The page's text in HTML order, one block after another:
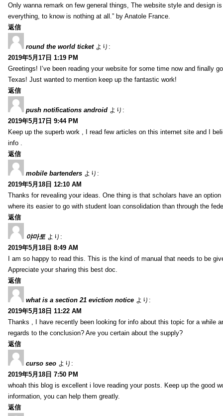
Only wanna remark on few general things, The website style and design
everything, to know is nothing at all.” by Anatole France.
返信
round the world ticket より:
2019年5月17日 1:19 PM
Greetings! I’ve been reading your website for some time now and finally
Texas! Just wanted to mention keep up the fantastic work!
返信
push notifications android より:
2019年5月17日 9:44 PM
Keep up the superb work , I read few articles on this internet site and I
info .
返信
mobile bartenders より:
2019年5月18日 12:10 AM
Thanks for revealing your ideas. One thing is that scholars have an
where its easier to go with student loan consolidation than through the
返信
야마토 より:
2019年5月18日 8:49 AM
I am so happy to read this. This is the kind of manual that needs to be
Appreciate your sharing this best doc.
返信
what is a section 21 eviction notice より:
2019年5月18日 11:22 AM
Thanks , I have recently been looking for info about this topic for a while
regards to the conclusion? Are you certain about the supply?
返信
curso seo より:
2019年5月18日 7:50 PM
whoah this blog is excellent i love reading your posts. Keep up the good
information, you can help them greatly.
返信